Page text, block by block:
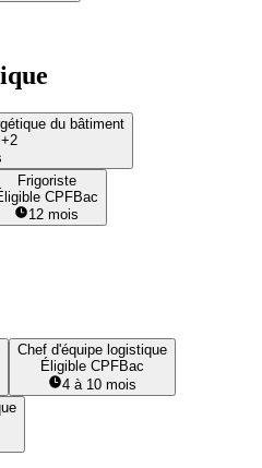
du bâtiment
Frigoriste
CPFBac
12 mois
Chef d'équipe logistique
Éligible CPFBac
4 à 10 mois